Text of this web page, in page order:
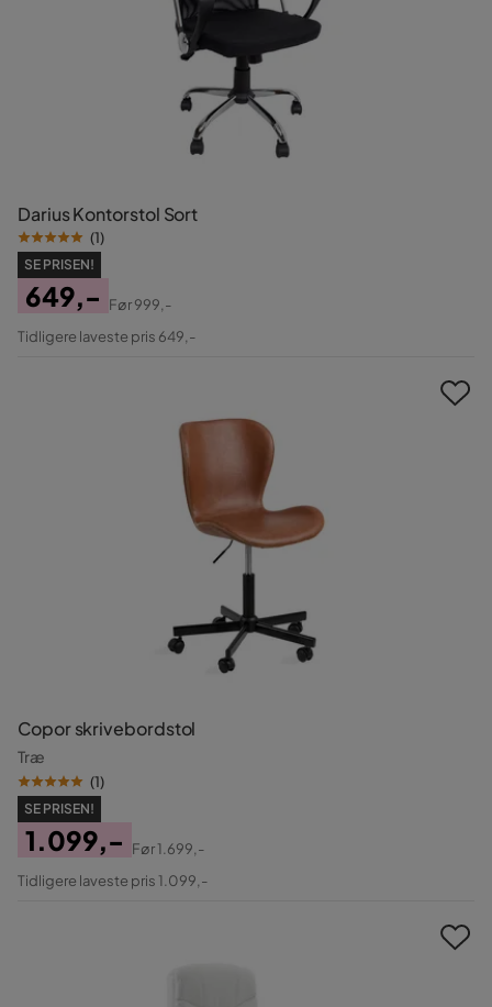
Darius Kontorstol Sort
(1)
SE PRISEN!
Pris
649,-
Original
Før999,-
Tidligere laveste pris 649,-
Copor skrivebordstol
Træ
(1)
SE PRISEN!
Pris
1.099,-
Original
Før1.699,-
Tidligere laveste pris 1.099,-